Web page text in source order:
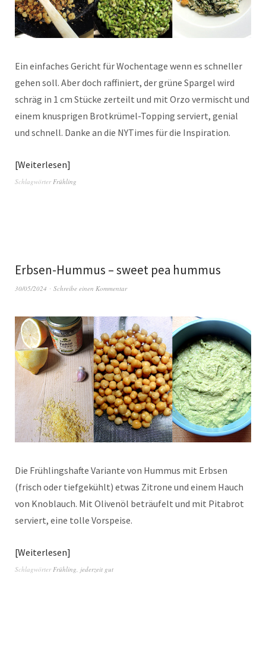
Ein einfaches Gericht für Wochentage wenn es schneller
gehen soll. Aber doch raffiniert, der grüne Spargel wird
schräg in 1 cm Stücke zerteilt und mit Orzo vermischt und
einem knusprigen Brotkrümel-Topping serviert, genial
und schnell. Danke an die NYTimes für die Inspiration.
Weiterlesen
Schlagwörter Frühling
Erbsen-Hummus – sweet pea hummus
30/05/2024 Schreibe einen Kommentar
Die Frühlingshafte Variante von Hummus mit Erbsen
(frisch oder tiefgekühlt) etwas Zitrone und einem Hauch
von Knoblauch. Mit Olivenöl beträufelt und mit Pitabrot
serviert, eine tolle Vorspeise.
Weiterlesen
SchlagwörterFrühling, jederzeit gut